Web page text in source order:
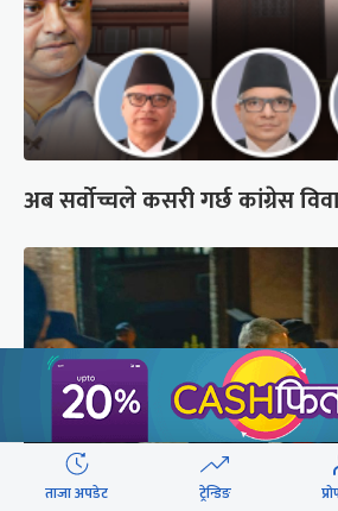
अब सर्वोच्चले कसरी गर्छ कांग्रेस
ताजा अपडेट ट्रेन्डिङ